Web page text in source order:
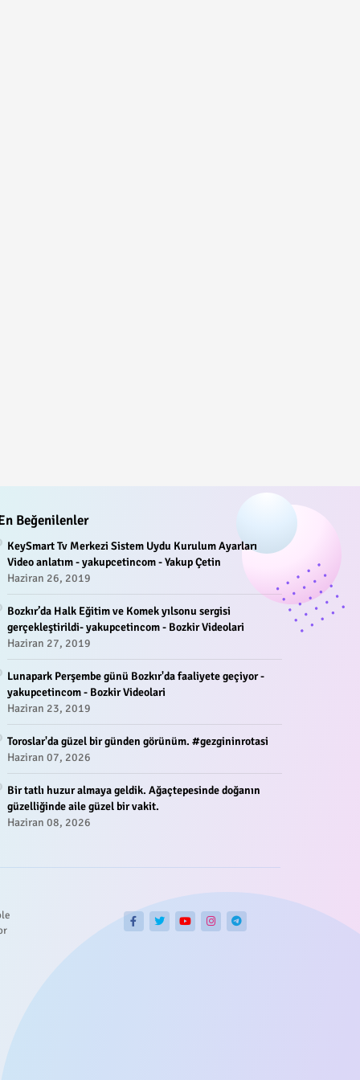
Beğenilenler
KeySmart Tv Merkezi Sistem Uydu Kurulum Ayarları
Video anlatım - yakupcetincom - Yakup Çetin
Haziran 26, 2019
Bozkır’da Halk Eğitim ve Komek yılsonu sergisi
gerçekleştirildi- yakupcetincom - Bozkir Videolari
Haziran 27, 2019
Lunapark Perşembe günü Bozkır'da faaliyete geçiyor -
yakupcetincom - Bozkir Videolari
Haziran 23, 2019
Toroslar'da güzel bir günden görünüm. #gezgininrotasi
Haziran 07, 2026
Bir tatlı huzur almaya geldik. Ağaçtepesinde doğanın
güzelliğinde aile güzel bir vakit.
Haziran 08, 2026